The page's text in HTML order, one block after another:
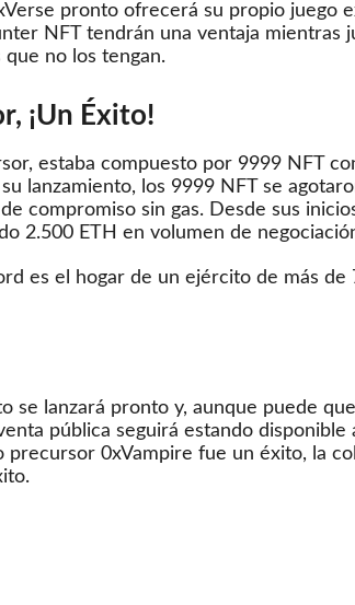
pronto ofrecerá su propio juego
NFT tendrán una ventaja mientras
no los tengan.
¡Un Éxito!
estaba compuesto por 9999 NFT
su lanzamiento, los 9999 NFT se
compromiso sin gas. Desde sus
2.500 ETH en volumen de
es el hogar de un ejército de más de
se lanzará pronto y, aunque puede
pública seguirá estando disponible
precursor 0xVampire fue un éxito, la